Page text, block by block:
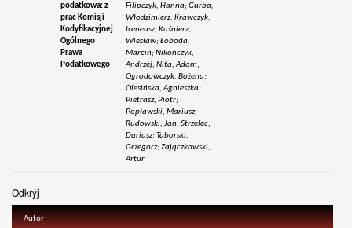
podatkowa: z
prac Komisji
Kodyfikacyjnej
Ogólnego
Prawa
Podatkowego
Filipczyk, Hanna; Gurba,
Włodzimierz; Krawczyk,
Ireneusz; Kuśnierz,
Wiesław; Łoboda,
Marcin; Nikończyk,
Andrzej; Nita, Adam;
Ogrodowczyk, Bożena;
Olesińska, Agnieszka;
Pietrasz, Piotr;
Popławski, Mariusz;
Rudowski, Jan; Strzelec,
Dariusz; Taborski,
Grzegorz; Zajączkowski,
Artur
Odkryj
Autor